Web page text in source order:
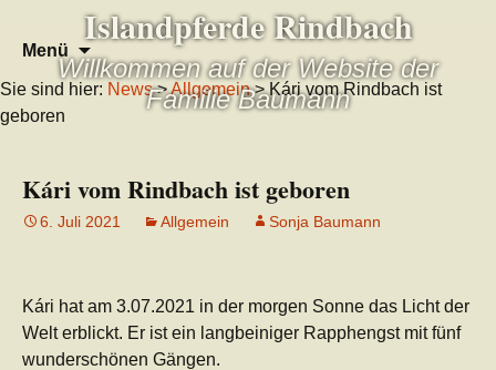
Islandpferde Rindbach
Willkommen auf der Website der
Familie Baumann
Menü
Zum
Inhalt
springen
nach:
Sie sind hier: News>Allgemein> Kári vom Rindbach ist
geboren
Kári vom Rindbach ist geboren
6. Juli 2021 Allgemein Sonja Baumann
Kári hat am 3.07.2021 in der morgen Sonne das Licht der
Welt erblickt. Er ist ein langbeiniger Rapphengst mit fünf
wunderschönen Gängen.